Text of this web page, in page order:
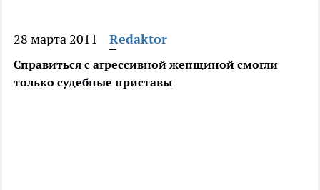
28 марта 2011 Redaktor
Справиться с агрессивной женщиной смогли
только судебные приставы